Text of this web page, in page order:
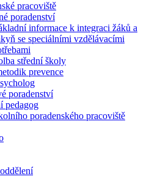
pracoviště
poradenství
informace k integraci žáků a
se speciálními vzdělávacími
střední školy
prevence
poradenství
pedagog
poradenského pracoviště